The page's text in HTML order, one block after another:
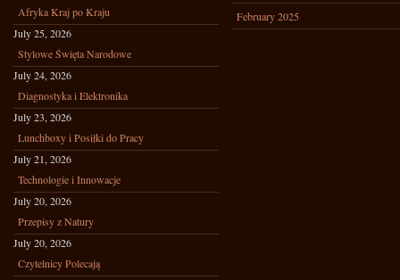
Afryka Kraj po Kraju
July 25, 2026
Stylowe Święta Narodowe
July 24, 2026
Diagnostyka i Elektronika
July 23, 2026
Lunchboxy i Posiłki do Pracy
July 21, 2026
Technologie i Innowacje
July 20, 2026
Przepisy z Natury
July 20, 2026
Czytelnicy Polecają
February 2025